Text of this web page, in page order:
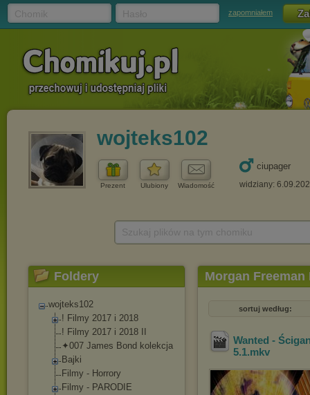
zapomniałem
wojteks102
Prezent Ulubiony Wiadomość
ciupager
widziany:
Foldery
wojteks102
! Filmy 2017 i 2018
! Filmy 2017 i 2018 II
✦007 James Bond kolekcja
Bajki
Filmy - Horrory
Filmy - PARODIE
Morgan Freeman
sortuj według:
Wanted -
5.1.mkv